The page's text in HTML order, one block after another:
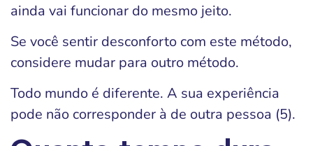
ainda vai funcionar do mesmo jeito.
Se você sentir desconforto com este método,
considere mudar para outro método.
Todo mundo é diferente. A sua experiência
pode não corresponder à de outra pessoa (5).